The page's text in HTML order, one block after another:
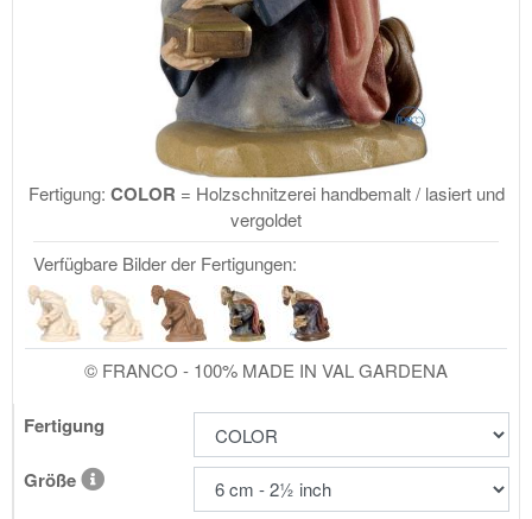
Fertigung: COLOR = Holzschnitzerei handbemalt / lasiert und
vergoldet
Verfügbare Bilder der Fertigungen:
© FRANCO - 100% MADE IN VAL GARDENA
Fertigung
Größe